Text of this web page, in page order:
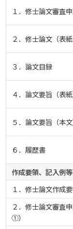
よくある質
図書館だよ
お知らせ
自然災害時
１．修士論文審査
２．修士論文（表紙
３．論文目録
４．論文要旨（表紙
５．論文要旨（本文
６．履歴書
作成要領、記入例等
１．修士論文作成
２．修士論文審査
①）